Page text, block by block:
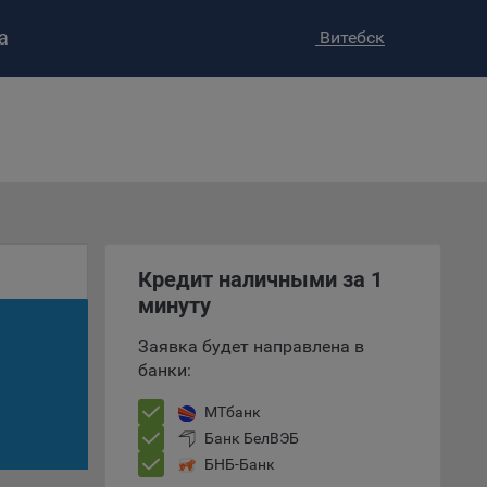
–
Витебск
Кредит наличными за 1
минуту
Заявка будет направлена в
банки:
МТбанк
Банк БелВЭБ
БНБ-Банк